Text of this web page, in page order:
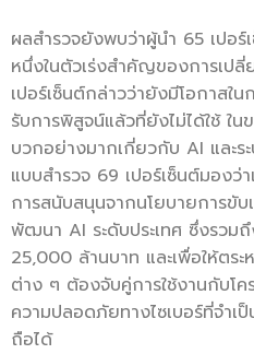
ผลสำรวจยังพบว่าผู้นำ 65 เปอร์
หนึ่งในตัวเร่งสำคัญของการเป
เปอร์เซ็นต์กล่าวว่ายังมีโอกาสใ
รับการพิสูจน์แล้วที่ยังไม่ได้ใช้ ใ
บวกอย่างมากเกี่ยวกับ AI และ
แบบสำรวจ 69 เปอร์เซ็นต์มอง
การสนับสนุนจากนโยบายการขับ
พัฒนา AI ระดับประเทศ ซึ่งรวม
25,000 ล้านบาท และเพื่อให้ต
ต่าง ๆ ต้องจับคู่การใช้งานกับโ
ความปลอดภัยทางไซเบอร์ที่จำเ
ถือได้